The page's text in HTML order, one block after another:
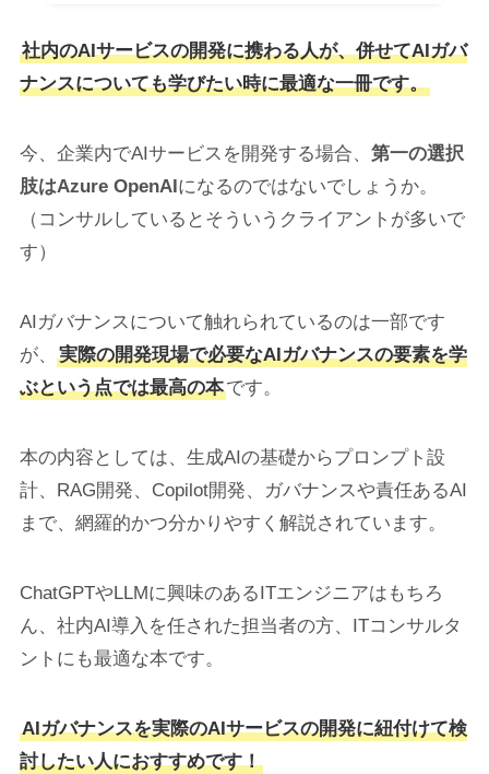
社内のAIサービスの開発に携わる人が、併せてAIガバ
ナンスについても学びたい時に最適な一冊です。
今、企業内でAIサービスを開発する場合、 第一の選択
肢はAzure OpenAIになるのではないでしょうか。
（コンサルしているとそういうクライアントが多いで
す）
AIガバナンスについて触れられているのは一部です
が、
実際の開発現場で必要なAIガバナンスの要素を学
ぶという点では最高の本です。
本の内容としては、生成AIの基礎からプロンプト設
計、RAG開発、Copilot開発、ガバナンスや責任あるAI
まで、網羅的かつ分かりやすく解説されています。
ChatGPTやLLMに興味のあるITエンジニアはもちろ
ん、社内AI導入を任された担当者の方、ITコンサルタ
ントにも最適な本です。
AIガバナンスを実際のAIサービスの開発に紐付けて検
討したい人におすすめです！